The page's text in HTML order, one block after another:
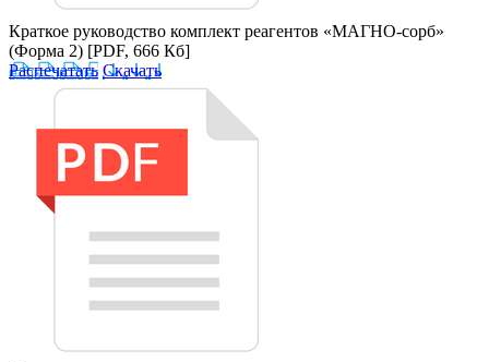
Краткое руководство комплект реагентов «МАГНО-сорб»
(Форма 2) [PDF, 666 Кб]
Распечатать Скачать